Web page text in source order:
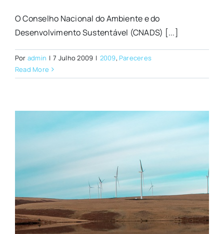
O Conselho Nacional do Ambiente e do
Desenvolvimento Sustentável (CNADS) [...]
Por admin | 7 Julho 2009 | 2009, Pareceres
Read More